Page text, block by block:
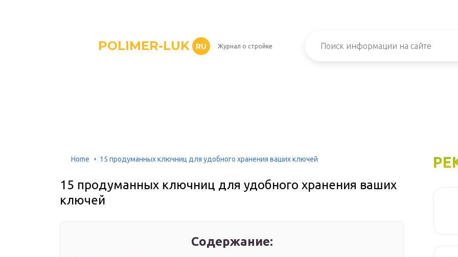
POLIMER-LUK RU Журнал о стройке
Home 15 продуманных ключниц для удобного хранения ваших ключей
15 продуманных ключниц для удобного хранения ваших
ключей
Содержание: